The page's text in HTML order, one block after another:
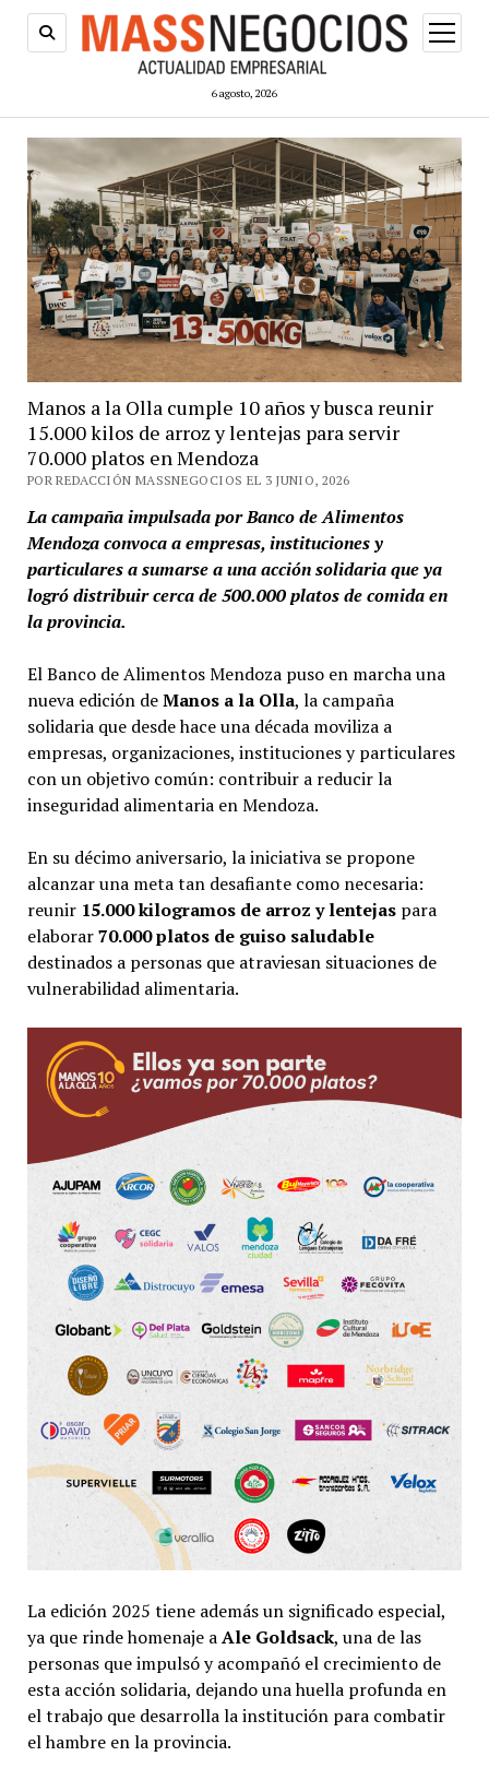
6 agosto, 2026
abrir
menú
Manos a la Olla cumple 10 años y busca reunir
15.000 kilos de arroz y lentejas para servir
70.000 platos en Mendoza
POR REDACCIÓN MASSNEGOCIOS EL 3 JUNIO, 2026
La campaña impulsada por Banco de Alimentos
Mendoza convoca a empresas, instituciones y
particulares a sumarse a una acción solidaria que ya
logró distribuir cerca de 500.000 platos de comida en
la provincia.
El Banco de Alimentos Mendoza puso en marcha una
nueva edición deManos a la Olla, la campaña
solidaria que desde hace una década moviliza a
empresas, organizaciones, instituciones y particulares
con un objetivo común: contribuir a reducir la
inseguridad alimentaria en Mendoza.
En su décimo aniversario, la iniciativa se propone
alcanzar una meta tan desafiante como necesaria:
reunir 15.000 kilogramos de arroz y lentejaspara
elaborar70.000 platos de guiso saludable
destinados a personas que atraviesan situaciones de
vulnerabilidad alimentaria.
La edición 2025 tiene además un significado especial,
ya que rinde homenaje aAle Goldsack, una de las
personas que impulsó y acompañó el crecimiento de
esta acción solidaria, dejando una huella profunda en
el trabajo que desarrolla la institución para combatir
el hambre en la provincia.